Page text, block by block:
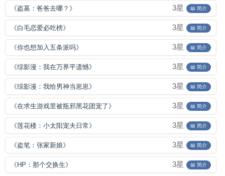
《盗墓：爸爸去哪？》 3星 📖 简介
《白毛恋爱必吃榜》 3星 📖 简介
《你也想加入五条派吗》 3星 📖 简介
《综影漫：我在万界平遗憾》 3星 📖 简介
《综影漫：我给男神当崽崽》 3星 📖 简介
《在求生游戏里被瓶邪黑花团宠了》 3星 📖 简介
《莲花楼：小太阳宠夫日常》 3星 📖 简介
《盗笔：张家新娘》 3星 📖 简介
《HP：那个交换生》 3星 📖 简介